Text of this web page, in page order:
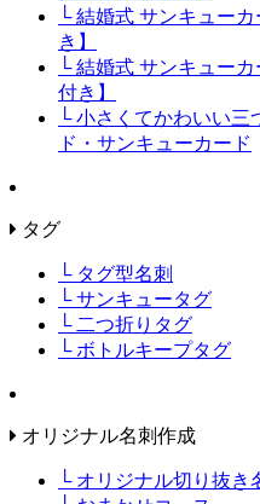
└ 結婚式 サンキュー
き】
└ 結婚式 サンキュー
付き】
└ 小さくてかわいい三
ド・サンキューカード
タグ
└ タグ型名刺
└ サンキュータグ
└ 二つ折りタグ
└ ボトルキープタグ
オリジナル名刺作成
└ オリジナル切り抜き